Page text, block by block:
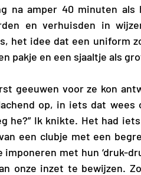
na amper 40 minuten
en verhuisden in
het idee dat een uniform
pakje en een sjaaltje als
geeuwen voor ze kon
op, in iets dat wees
he?” Ik knikte. Het had
een clubje met een
met hun ‘druk-
onze inzet te bewijzen.